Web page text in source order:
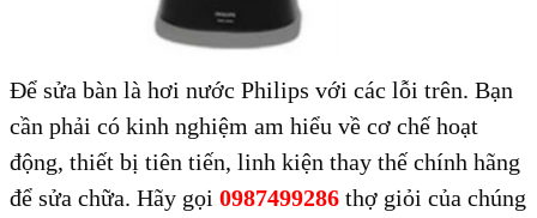
Để sửa bàn là hơi nước Philips với các lỗi trên. Bạn
cần phải có kinh nghiệm am hiểu về cơ chế hoạt
động, thiết bị tiên tiến, linh kiện thay thế chính hãng
để sửa chữa. Hãy gọi 0987499286 thợ giỏi của chúng